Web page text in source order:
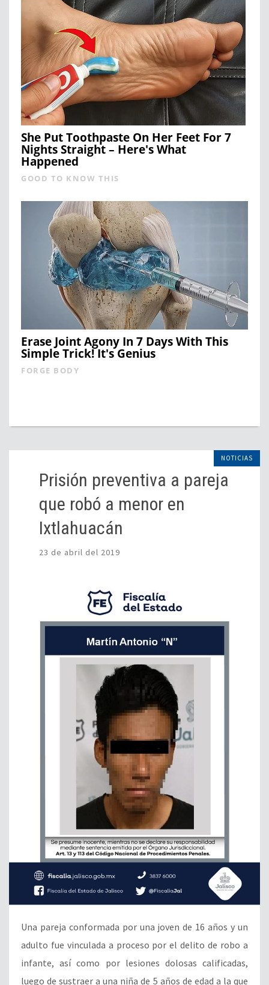
She Put Toothpaste On Her Feet For 7
Nights Straight – Here's What
Happened
GOOD TO KNOW THIS
Erase Joint Agony In 7 Days With This
Simple Trick! It's Genius
FORGE BODY
NOTICIAS
Prisión preventiva a pareja
que robó a menor en
Ixtlahuacán
23 de abril del 2019
Una pareja conformada por una joven de 16 años y un
adulto fue vinculada a proceso por el delito de robo a
infante, así como por lesiones dolosas calificadas,
luego de sustraer a una niña de 5 años de edad a la que